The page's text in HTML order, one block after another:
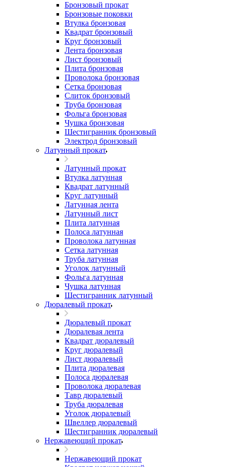
Бронзовый прокат
Бронзовые поковки
Втулка бронзовая
Квадрат бронзовый
Круг бронзовый
Лента бронзовая
Лист бронзовый
Плита бронзовая
Проволока бронзовая
Сетка бронзовая
Слиток бронзовый
Труба бронзовая
Фольга бронзовая
Чушка бронзовая
Шестигранник бронзовый
Электрод бронзовый
Латунный прокат
Латунный прокат
Втулка латунная
Квадрат латунный
Круг латунный
Латунная лента
Латунный лист
Плита латунная
Полоса латунная
Проволока латунная
Сетка латунная
Труба латунная
Уголок латунный
Фольга латунная
Чушка латунная
Шестигранник латунный
Дюралевый прокат
Дюралевый прокат
Дюралевая лента
Квадрат дюралевый
Круг дюралевый
Лист дюралевый
Плита дюралевая
Полоса дюралевая
Проволока дюралевая
Тавр дюралевый
Труба дюралевая
Уголок дюралевый
Швеллер дюралевый
Шестигранник дюралевый
Нержавеющий прокат
Нержавеющий прокат